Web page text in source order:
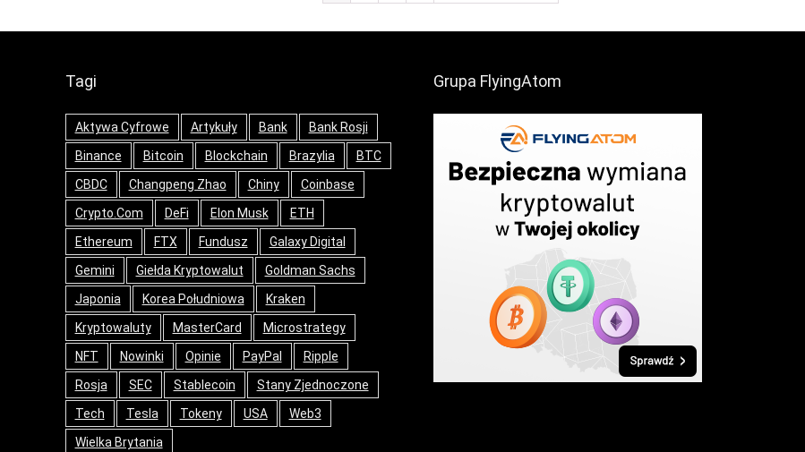
Tagi
Aktywa Cyfrowe Artykuły Bank
Bank Rosji
Binance
Bitcoin Blockchain Brazylia
BTC
CBDC
Changpeng Zhao Chiny
Coinbase
Crypto.com
DeFi Elon Musk
ETH
Ethereum
FTX Fundusz
Galaxy Digital
Gemini
Giełda Kryptowalut
Goldman Sachs
Japonia
Korea Południowa
Kraken
Kryptowaluty
MasterCard
Microstrategy
NFT
Nowinki Opinie PayPal
Ripple
Rosja
SEC Stablecoin
Stany Zjednoczone
Tech
Tesla Tokeny USA
Web3
Wielka Brytania
Grupa FlyingAtom